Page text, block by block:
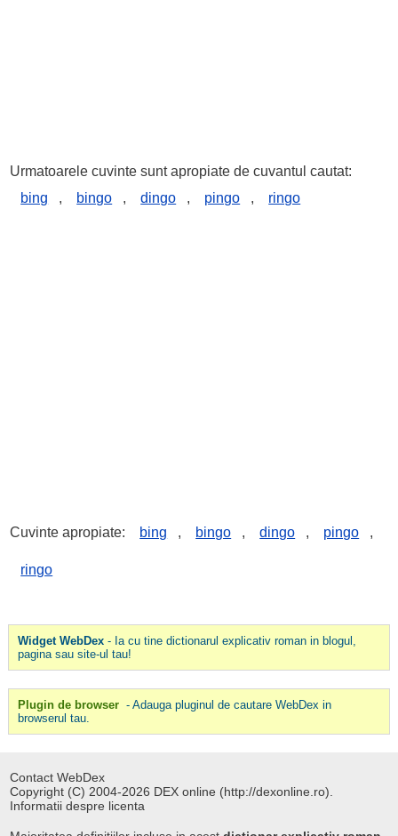
Urmatoarele cuvinte sunt apropiate de cuvantul cautat:
bing
, bingo , dingo , pingo , ringo
Cuvinte apropiate: bing , bingo , dingo , pingo ,
ringo
Widget WebDex- Ia cu tine dictionarul explicativ roman in blogul,
pagina sau site-ul tau!
Plugin de browser - Adauga pluginul de cautare WebDex in
browserul tau.
Contact WebDex
Copyright (C) 2004-2026 DEX online (http://dexonline.ro).
Informatii despre licenta